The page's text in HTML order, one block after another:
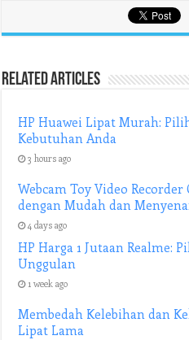
Related Articles
HP Huawei Lipat Murah:
Kebutuhan Anda
3 hours ago
Webcam Toy Video
dengan Mudah dan
4 days ago
HP Harga 1 Jutaan Realme:
Unggulan
1 week ago
Membedah Kelebihan dan
Lipat Lama